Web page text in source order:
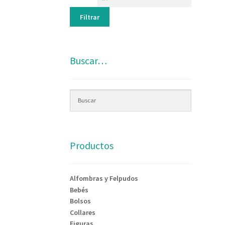
Filtrar
Buscar…
Productos
Alfombras y Felpudos
Bebés
Bolsos
Collares